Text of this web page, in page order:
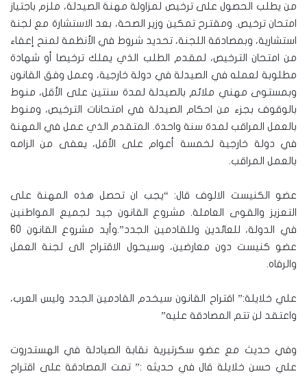
من يطلب الحصول على ترخيص لمزاولة مهنة الصيدلة، ملزم باجتياز
امتحان ترخيص. ومقترح تمكين وزير الصحة، بعد الاستشارة مع لجنة
استشارية، وبمصادقة اللجنة، تحديد شروط في الأنظمة لمنح إعفاء
من امتحان الترخيص، لمقدم الطلب الذي يملك ترخيصا أو شهادة
مطلوبة لعمله في الصيدلة في دولة خارجية، وعمل وفق القانون
وبمستوى مهني ملائم بالصيدلة لمدة سنتين على الأقل، منوط
بالوقوف بجزء من احكام الصيدلة في امتحانات الترخيص، ومنوط
بالعمل المراقب لمدة سنة واحدة. المتقدم الذي عمل في المهنة
في دولة خارجية لخمسة أعوام على الأقل، يعفى من الزامه
بالعمل المراقب.
عضو الكنيست الالوف قال: “يجب ان تحصل هذه المهنة على
التعزيز والقوى العاملة. مشروع القانون جيد لجميع المواطنين
في الدولة، للعائدين وللقادمين الجدد”.وأيد مشروع القانون 60
عضو كنيست دون معارضين، وسيحول الاقتراح الى لجنة العمل
والرفاه.
علي خلايلة:” اقتراح القانون سيخدم القادمين الجدد وليس العرب،
واعتقد لن تتم المصادقة عليه”
وفي حديث مع عضو سكرتيرية نقابة الصيادلة في الهستدروت
علي حسن خلايلة قال في حديثه :” تمت المصادقة على اقتراح